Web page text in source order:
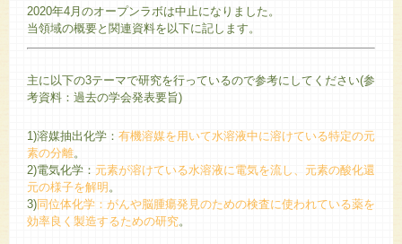
2020年4月のオープンラボは中止になりました。
当領域の概要と関連資料を以下に記します。
主に以下の3テーマで研究を行っているので参考にしてください(参
考資料：過去の学会発表要旨)
1)溶媒抽出化学： 有機溶媒を用いて水溶液中に溶けている特定の元
素の分離。
2)電気化学： 元素が溶けている水溶液に電気を流し、元素の酸化還
元の様子を解明 。
3)同位体化学：がんや脳腫瘍発見のための検査に使われている薬を
効率良く製造するための研究。